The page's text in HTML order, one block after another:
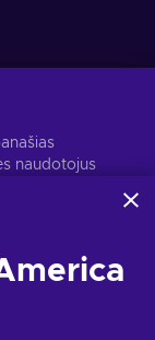
rasi
naudotojus
paslaugas. Tavo
Eneba ir jos
gali